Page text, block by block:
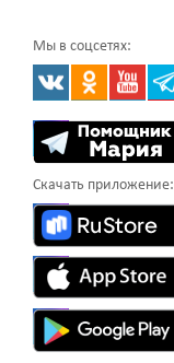
Мы в соцсетях:
Скачать приложение: